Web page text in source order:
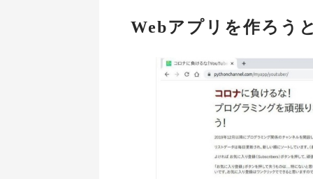
Webアプリを作ろう